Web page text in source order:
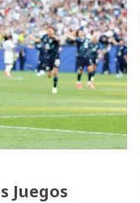
Juegos